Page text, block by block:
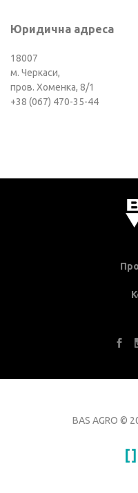
Юридична адреса
18007
м. Черкаси,
пров. Хоменка, 8/1
+38 (067) 470-35-44
BAS AGRO ©